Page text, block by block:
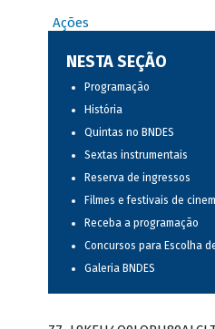
Ações
NESTA SEÇÃO
Programação
História
Quintas no BNDES
Sextas instrumentais
Reserva de ingressos
Filmes e festivais de
Receba a programação
Concursos para Escolha
Galeria BNDES